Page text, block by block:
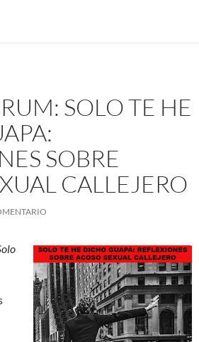
SOLO TE HE
SOBRE
CALLEJERO